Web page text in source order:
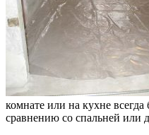
комнате или на кухне
сравнению со спальней или